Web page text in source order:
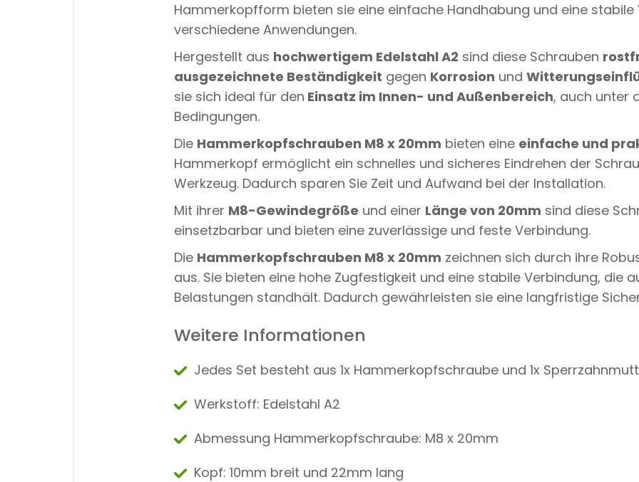
U
E
R
N
2
A
T
I
Y
Hammerkopfform bieten sie eine einfache Handhabung und eine
verschiedene Anwendungen.
Hergestellt aus hochwertigem Edelstahl A2 sind diese Schrauben
ausgezeichnete Beständigkeit gegen Korrosion und
sie sich ideal für den Einsatz im Innen- und Außenbereich, auch unter
Bedingungen.
Die Hammerkopfschrauben M8 x 20mm bieten eine einfache und
Hammerkopf ermöglicht ein schnelles und sicheres Eindrehen der
Werkzeug. Dadurch sparen Sie Zeit und Aufwand bei der Installation.
Mit ihrer M8-Gewindegröße und einer Länge von 20mm sind diese
einsetzbarbar und bieten eine zuverlässige und feste Verbindung.
Die Hammerkopfschrauben M8 x 20mm zeichnen sich durch ihre
aus. Sie bieten eine hohe Zugfestigkeit und eine stabile Verbindung, die
Belastungen standhält. Dadurch gewährleisten sie eine langfristige
Weitere Informationen
Jedes Set besteht aus 1x Hammerkopfschraube und 1x
Werkstoff: Edelstahl A2
Abmessung Hammerkopfschraube: M8 x 20mm
Kopf: 10mm breit und 22mm lang